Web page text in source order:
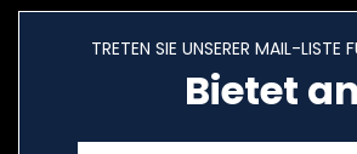
TRETEN SIE UNSERER MAIL-LISTE
Bietet an